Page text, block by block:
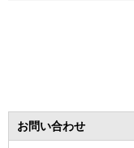
お問い合わせ